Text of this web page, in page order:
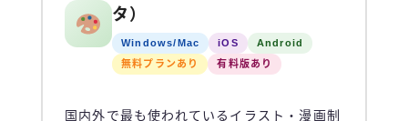
タ）
Windows/Mac iOS
Android
無料プランあり
有料版あり
国内外で最も使われているイラスト・漫画制